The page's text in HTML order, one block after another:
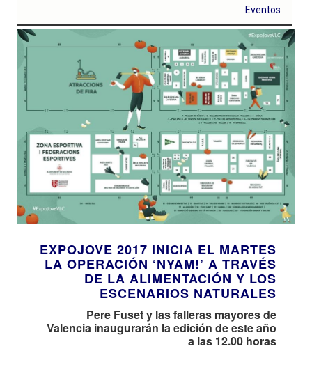
Eventos
EXPOJOVE 2017 INICIA EL MARTES
LA OPERACIÓN ‘NYAM!’ A TRAVÉS
DE LA ALIMENTACIÓN Y LOS
ESCENARIOS NATURALES
Pere Fuset y las falleras mayores de
Valencia inaugurarán la edición de este año
a las 12.00 horas